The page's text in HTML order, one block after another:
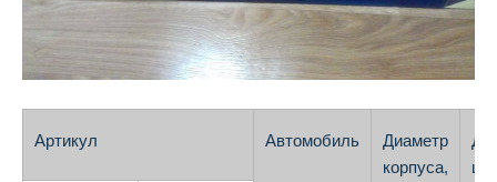
Артикул Автомобиль
Диаметр
корпуса,